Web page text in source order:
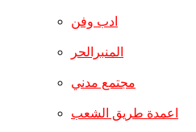
ادب وفن
المنبرالحر
مجتمع مدني
اعمدة طريق الشعب